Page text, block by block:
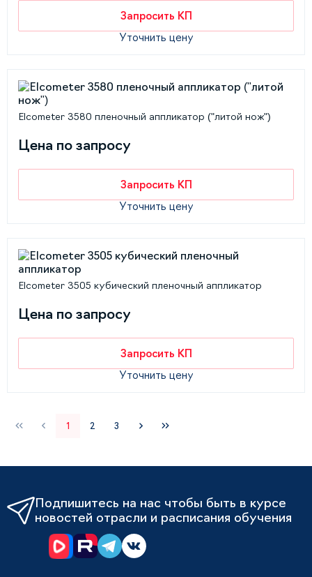
Запросить КП
Уточнить цену
Elcometer 3580 пленочный аппликатор ("литой нож")
Цена по запросу
Запросить КП
Уточнить цену
Elcometer 3505 кубический пленочный аппликатор
Цена по запросу
Запросить КП
Уточнить цену
1 2 3
Подпишитесь на нас чтобы быть в курсе
новостей отрасли и расписания обучения